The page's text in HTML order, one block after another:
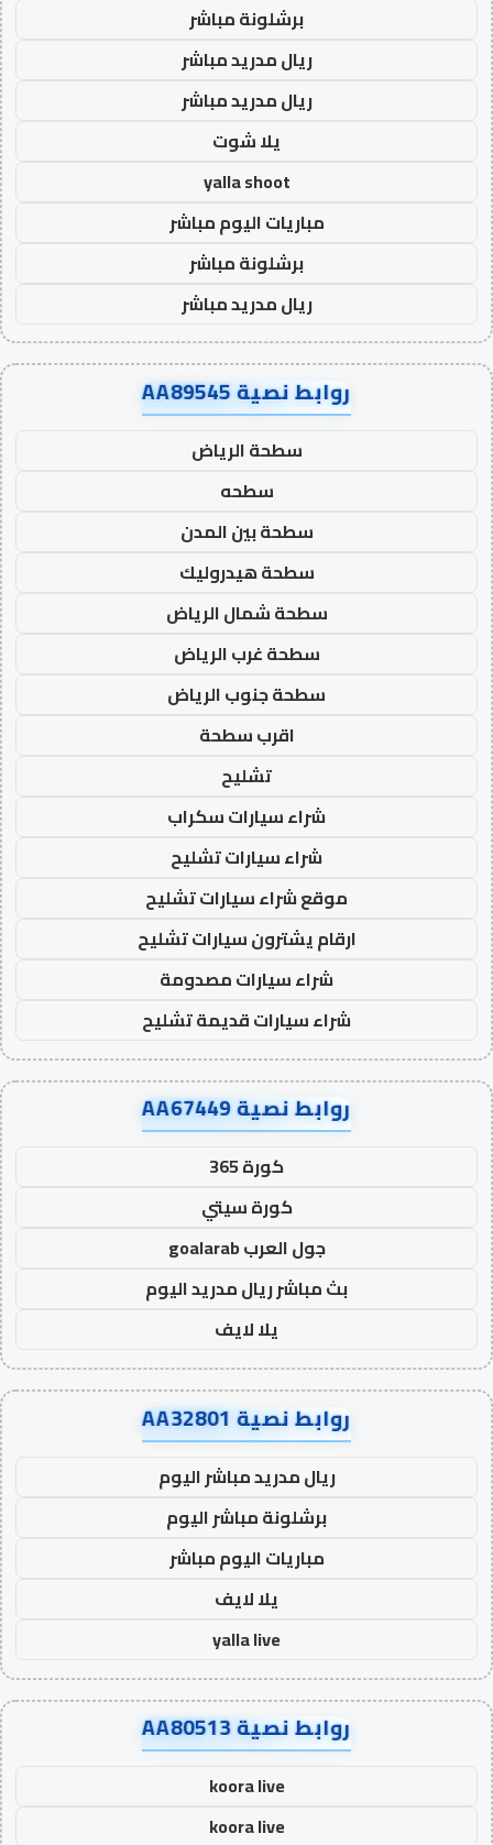
برشلونة مباشر
ريال مدريد مباشر
ريال مدريد مباشر
يلا شوت
yalla shoot
مباريات اليوم مباشر
برشلونة مباشر
ريال مدريد مباشر
روابط نصية AA89545
سطحة الرياض
سطحه
سطحة بين المدن
سطحة هيدروليك
سطحة شمال الرياض
سطحة غرب الرياض
سطحة جنوب الرياض
اقرب سطحة
تشليح
شراء سيارات سكراب
شراء سيارات تشليح
موقع شراء سيارات تشليح
ارقام يشترون سيارات تشليح
شراء سيارات مصدومة
شراء سيارات قديمة تشليح
روابط نصية AA67449
كورة 365
كورة سيتي
جول العرب goalarab
بث مباشر ريال مدريد اليوم
يلا لايف
روابط نصية AA32801
ريال مدريد مباشر اليوم
برشلونة مباشر اليوم
مباريات اليوم مباشر
يلا لايف
yalla live
روابط نصية AA80513
koora live
koora live